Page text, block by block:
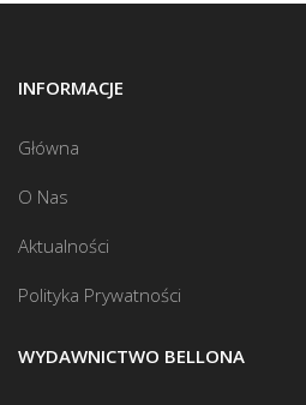
INFORMACJE
Główna
O Nas
Aktualności
Polityka Prywatności
WYDAWNICTWO BELLONA